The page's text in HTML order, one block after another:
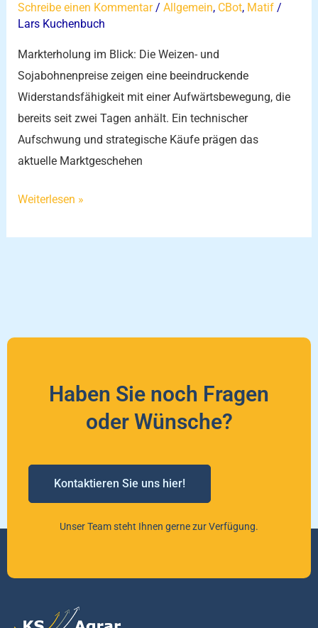
Schreibe einen Kommentar/Allgemein, CBot, Matif /
Lars Kuchenbuch
Markterholung im Blick: Die Weizen- und
Sojabohnenpreise zeigen eine beeindruckende
Widerstandsfähigkeit mit einer Aufwärtsbewegung, die
bereits seit zwei Tagen anhält. Ein technischer
Aufschwung und strategische Käufe prägen das
aktuelle Marktgeschehen
Weiterlesen »
Haben Sie noch Fragen
oder Wünsche?
Kontaktieren Sie uns hier!
Unser Team steht Ihnen gerne zur Verfügung.